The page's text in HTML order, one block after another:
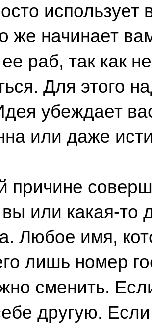
использует
же начинает
раб, так как
Для этого
убеждает
или даже
причине
или какая-то
Любое имя,
лишь номер
сменить.
другую.